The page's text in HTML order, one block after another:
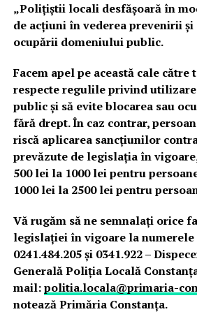
„Polițiștii locali desfășoară în
de acțiuni în vederea prevenirii
ocupării domeniului public.
Facem apel pe această cale către
respecte regulile privind
public și să evite blocarea sau
fără drept. În caz contrar,
riscă aplicarea sancțiunilor
prevăzute de legislația în
500 lei la 1000 lei pentru
1000 lei la 2500 lei pentru
Vă rugăm să ne semnalați orice
legislației în vigoare la
0241.484.205 și 0341.922 –
Generală Poliția Locală
mail:politia.locala@primaria-
notează Primăria Constanța.